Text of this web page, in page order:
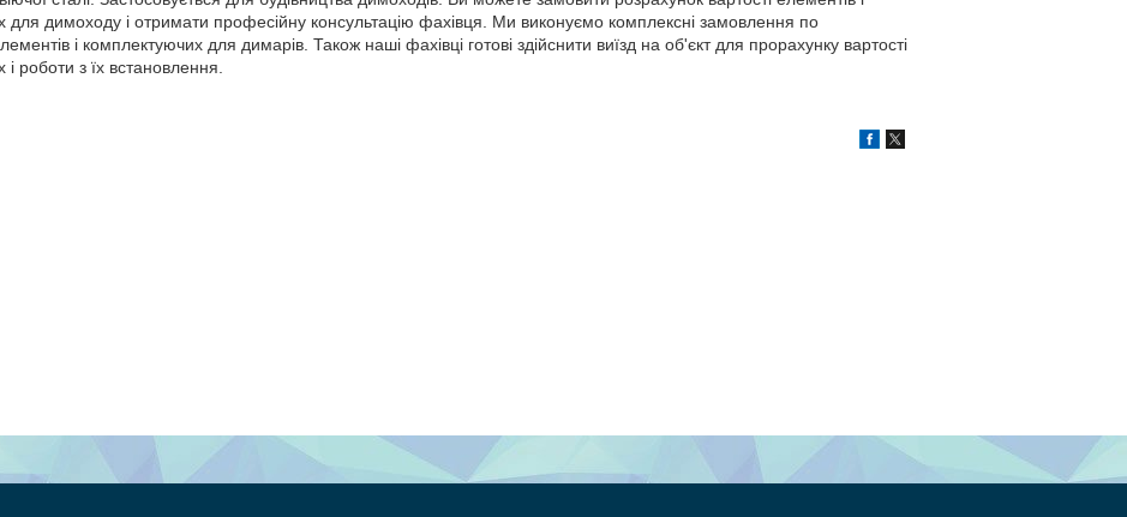
для димоходу і отримати професійну консультацію фахівця. Ми виконуємо комплексні замовлення по
і комплектуючих для димарів. Також наші фахівці готові здійснити виїзд на об'єкт для прорахунку вартості
і роботи з їх встановлення.